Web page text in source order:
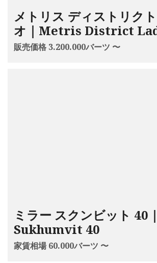
メトリス ディストリク
オ｜Metris District
販売価格 3.200.000バーツ 〜
ミラー スクンビット
Sukhumvit 40
家賃相場 60.000バーツ 〜